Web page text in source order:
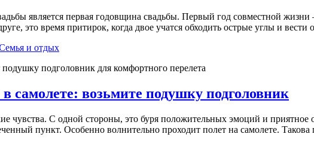
является первая годовщина свадьбы. Первый год совместной
это время притирок, когда двое учатся обходить острые углы и вести
и отдых
самолете: возьмите подушку подголовник
чувства. С одной стороны, это буря положительных эмоций и приятное
пункт. Особенно волнительно проходит полет на самолете.